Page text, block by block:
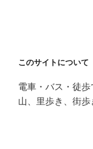
ペ
ジ
送
このサイトについて
電車・バス・徒
山、里歩き、街歩